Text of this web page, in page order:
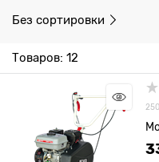
Без сортировки
Товаров: 12